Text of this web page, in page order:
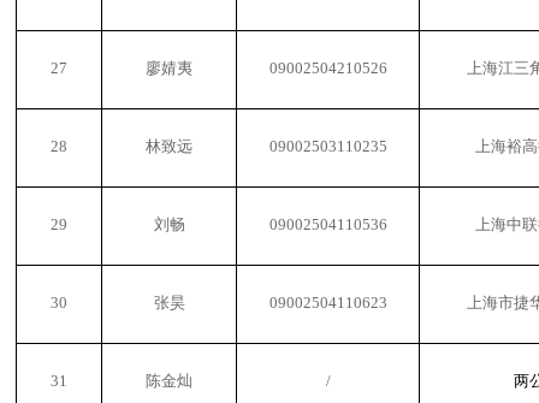
27 廖婧夷 09002504210526 上海江三
28 林致远 09002503110235 上海裕
29 刘畅 09002504110536 上海中
30 张昊 09002504110623 上海市捷
31 陈金灿 / 两